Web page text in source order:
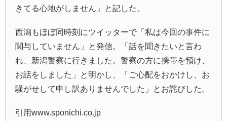
きてる心地がしません」と記した。
西潟もほぼ同時刻にツイッターで「私は今回の事件に
関与していません」と発信。「話を聞きたいと言わ
れ、新潟警察に行きました。警察の方に携帯を預け、
お話をしました」と明かし、「ご心配をおかけし、お
騒がせして申し訳ありませんでした」とお詫びした。
引用www.sponichi.co.jp